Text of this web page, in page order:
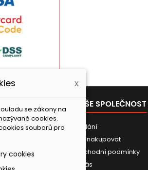
NAŠE SPOLEČNOST
Dodání
Jak nakupovat
Obchodní podmínky
O nás
x
se zákony na
cookies.
souborů pro
cookies